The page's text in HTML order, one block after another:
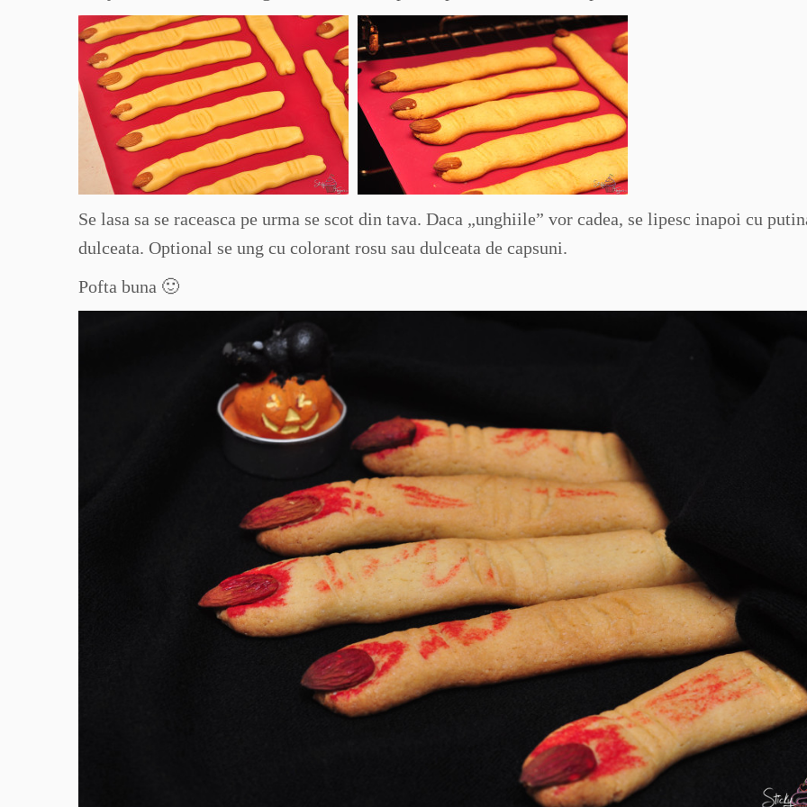
Se lasa sa se raceasca pe urma se scot din tava. Daca „unghiile” vor cadea, se lipesc inapoi cu
dulceata. Optional se ung cu colorant rosu sau dulceata de capsuni.
Pofta buna 🙂